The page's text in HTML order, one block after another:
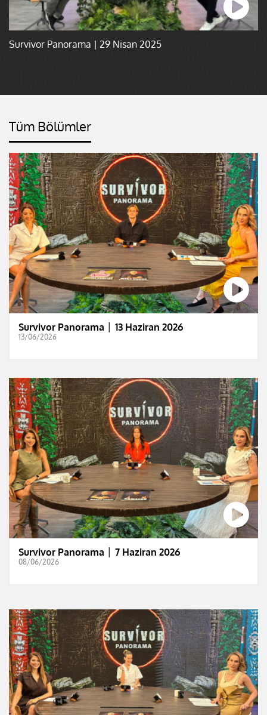
Survivor Panorama | 29 Nisan 2025
Tüm Bölümler
Survivor Panorama │ 13 Haziran 2026
13/06/2026
Survivor Panorama │ 7 Haziran 2026
08/06/2026